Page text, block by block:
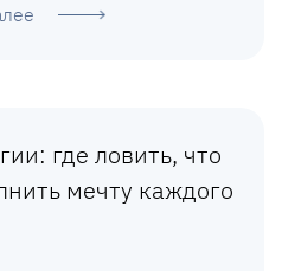
где ловить, что
мечту каждого